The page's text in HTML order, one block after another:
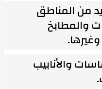
من المناطق
والمطابخ
والأنابيب